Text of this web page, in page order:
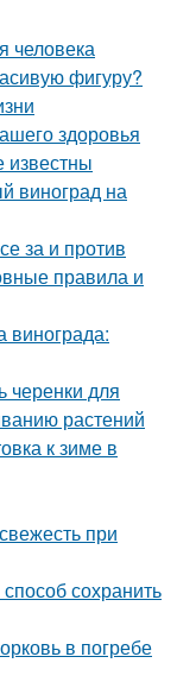
человека
фигуру?
здоровья
виноград на
за и против
правила и
винограда:
черенки для
растений
к зиме в
при
сохранить
в погребе